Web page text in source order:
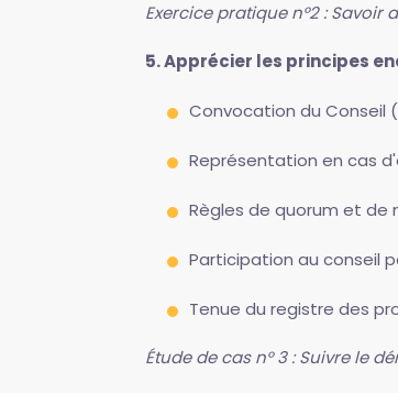
Exercice pratique n°2 :
5. Apprécier les principes
Convocation du Conseil
Représentation en cas
Règles de quorum et de
Participation au conseil
Tenue du registre des
Étude de cas n° 3 : Suivre le